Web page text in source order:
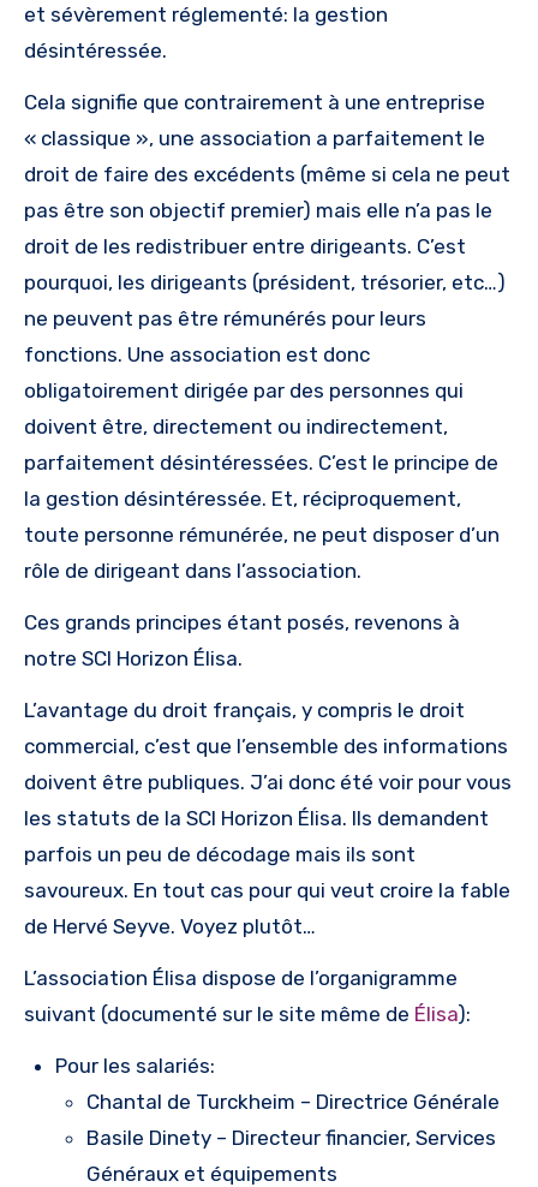
et sévèrement réglementé: la gestion
désintéressée.
Cela signifie que contrairement à une entreprise
« classique », une association a parfaitement le
droit de faire des excédents (même si cela ne peut
pas être son objectif premier) mais elle n’a pas le
droit de les redistribuer entre dirigeants. C’est
pourquoi, les dirigeants (président, trésorier, etc…)
ne peuvent pas être rémunérés pour leurs
fonctions. Une association est donc
obligatoirement dirigée par des personnes qui
doivent être, directement ou indirectement,
parfaitement désintéressées. C’est le principe de
la gestion désintéressée. Et, réciproquement,
toute personne rémunérée, ne peut disposer d’un
rôle de dirigeant dans l’association.
Ces grands principes étant posés, revenons à
notre SCI Horizon Élisa.
L’avantage du droit français, y compris le droit
commercial, c’est que l’ensemble des informations
doivent être publiques. J’ai donc été voir pour vous
les statuts de la SCI Horizon Élisa. Ils demandent
parfois un peu de décodage mais ils sont
savoureux. En tout cas pour qui veut croire la fable
de Hervé Seyve. Voyez plutôt…
L’association Élisa dispose de l’organigramme
suivant (documenté sur le site même de Élisa):
Pour les salariés:
Chantal de Turckheim – Directrice Générale
Basile Dinety – Directeur financier, Services
Généraux et équipements